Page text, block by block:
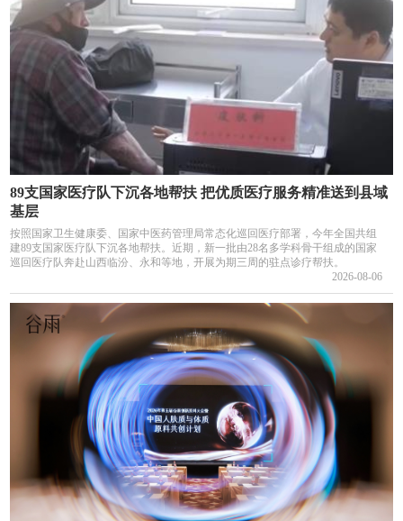
89支国家医疗队下沉各地帮扶 把优质医疗服务精准送到县域
基层
按照国家卫生健康委、国家中医药管理局常态化巡回医疗部署，今年全国共组
建89支国家医疗队下沉各地帮扶。近期，新一批由28名多学科骨干组成的国家
巡回医疗队奔赴山西临汾、永和等地，开展为期三周的驻点诊疗帮扶。
2026-08-06